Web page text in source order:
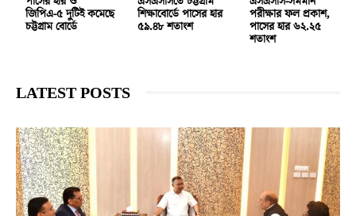
জিপিএ-৫ দুটিই কমেছে
চট্টগ্রাম বোর্ডে
শিক্ষাবোর্ডে পাসের হার
৫৯.৪৮ শতাংশ
পরীক্ষার ফল প্রকাশ,
পাসের হার ৬২.২৫
শতাংশ
LATEST POSTS